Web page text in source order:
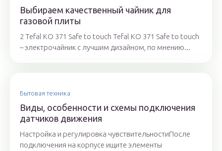
Выбираем качественный чайник для
газовой плиты
2 Tefal KO 371 Safe to touch Tefal KO 371 Safe to touch
– электрочайник с лучшим дизайном, по мнению...
Бытовая техника
Виды, особенности и схемы подключения
датчиков движения
Настройка и регулировка чувствительностиПосле
подключения на корпусе ищите элементы